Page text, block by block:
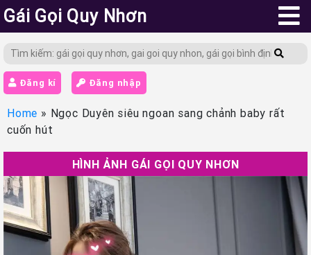
Gái Gọi Quy Nhơn
Đăng kí Đăng nhập
Home » Ngọc Duyên siêu ngoan sang chảnh baby rất
cuốn hút
HÌNH ẢNH GÁI GỌI QUY NHƠN